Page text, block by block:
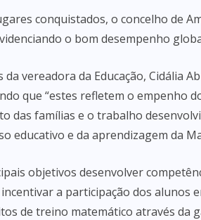
conquistados, o concelho de
o bom desempenho
vereadora da Educação, Cidália
que “estes refletem o empenho
das famílias e o trabalho
educativo e da aprendizagem da
objetivos desenvolver
a participação dos alunos
de treino matemático através da